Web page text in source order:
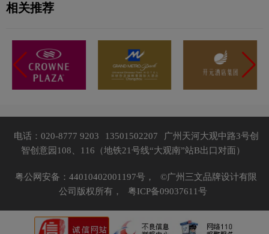
相关推荐
电话：020-8777 9203 13501502207
广州天河大观中路3号创
智创意园108、116（地铁21号线“大观南”站B出口对面）
粤公网安备：44010402001197号，
©广州三文品牌设计有限
公司版权所有，
粤ICP备09037611号